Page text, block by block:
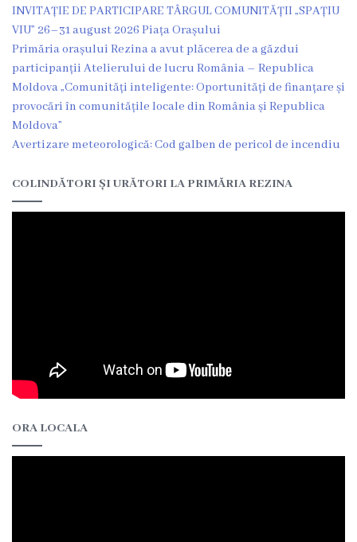
INVITAȚIE DE PARTICIPARE TÂRGUL COMUNITĂȚII „SPAȚIU
VIU” 26–31 august 2026 Piața Orașului
Primăria orașului Rezina a avut plăcerea de a găzdui
participanții Atelierului de lucru România – Republica
Moldova „Comunități inteligente: Oportunități de finanțare și
provocări în comunitățile locale din România și Republica
Moldova”
Avertizare meteorologică: Cod galben de pericol de incendiu
COLINDĂTORI ȘI URĂTORI LA PRIMĂRIA REZINA
ORA LOCALA